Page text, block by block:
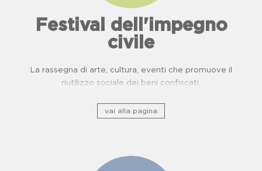
Festival dell'impegno
civile
La rassegna di arte, cultura, eventi che promuove il
riutilizzo sociale dei beni confiscati.
vai alla pagina